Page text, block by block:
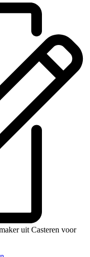
uit Casteren voor